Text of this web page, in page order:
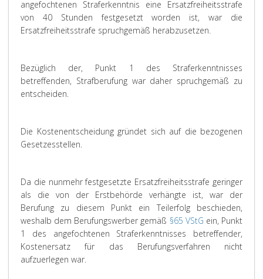
angefochtenen Straferkenntnis eine Ersatzfreiheitsstrafe
von 40 Stunden festgesetzt worden ist, war die
Ersatzfreiheitsstrafe spruchgemäß herabzusetzen.
Bezüglich der, Punkt 1 des Straferkenntnisses
betreffenden, Strafberufung war daher spruchgemäß zu
entscheiden.
Die Kostenentscheidung gründet sich auf die bezogenen
Gesetzesstellen.
Da die nunmehr festgesetzte Ersatzfreiheitsstrafe geringer
als die von der Erstbehörde verhängte ist, war der
Berufung zu diesem Punkt ein Teilerfolg beschieden,
weshalb dem Berufungswerber gemäß §65 VStG ein, Punkt
1 des angefochtenen Straferkenntnisses betreffender,
Kostenersatz für das Berufungsverfahren nicht
aufzuerlegen war.